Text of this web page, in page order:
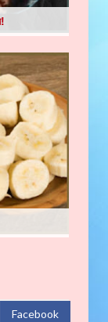
Facebook